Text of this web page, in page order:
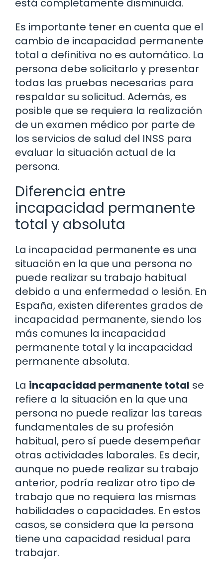
está completamente disminuida.
Es importante tener en cuenta que el
cambio de incapacidad permanente
total a definitiva no es automático. La
persona debe solicitarlo y presentar
todas las pruebas necesarias para
respaldar su solicitud. Además, es
posible que se requiera la realización
de un examen médico por parte de
los servicios de salud del INSS para
evaluar la situación actual de la
persona.
Diferencia entre
incapacidad permanente
total y absoluta
La incapacidad permanente es una
situación en la que una persona no
puede realizar su trabajo habitual
debido a una enfermedad o lesión. En
España, existen diferentes grados de
incapacidad permanente, siendo los
más comunes la incapacidad
permanente total y la incapacidad
permanente absoluta.
La incapacidad permanente total se
refiere a la situación en la que una
persona no puede realizar las tareas
fundamentales de su profesión
habitual, pero sí puede desempeñar
otras actividades laborales. Es decir,
aunque no puede realizar su trabajo
anterior, podría realizar otro tipo de
trabajo que no requiera las mismas
habilidades o capacidades. En estos
casos, se considera que la persona
tiene una capacidad residual para
trabajar.